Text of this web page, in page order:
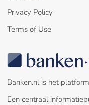
Privacy Policy
Terms of Use
Banken.nl is het
Een centraal